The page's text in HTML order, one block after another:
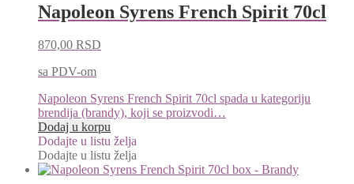
Napoleon Syrens French Spirit 70cl
870,00 RSD
sa PDV-om
Napoleon Syrens French Spirit 70cl spada u kategoriju
brendija (brandy), koji se proizvodi…
Dodaj u korpu
Dodajte u listu želja
Dodajte u listu želja